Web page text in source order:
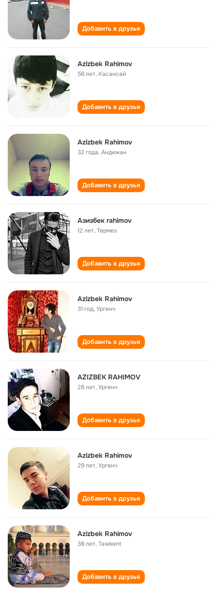
Добавить в друзья
Azizbek Rahimov
56 лет, Касансай
Добавить в друзья
Azizbek Rahimov
32 года,Андижан
Добавить в друзья
Азизбек rahimov
12 лет,Термез
Добавить в друзья
Azizbek Rahimov
31 год,Ургенч
Добавить в друзья
AZIZBEK RAHIMOV
28 лет,Ургенч
Добавить в друзья
Azizbek Rahimov
29 лет,Ургенч
Добавить в друзья
Azizbek Rahimov
38 лет,Tawkent
Добавить в друзья